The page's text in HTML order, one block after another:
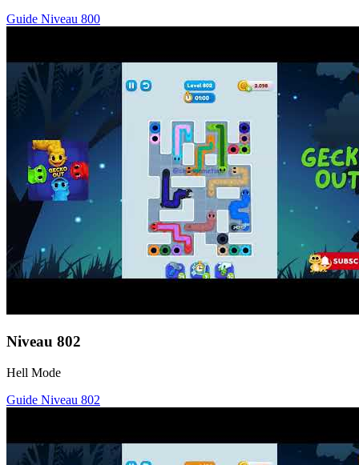
Guide Niveau 800
Niveau 802
Hell Mode
Guide Niveau 802